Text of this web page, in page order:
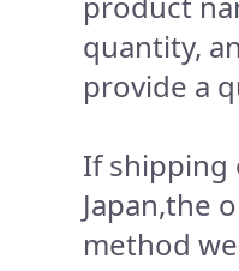
quantity,
provide a
If shipping
Japan,the
method